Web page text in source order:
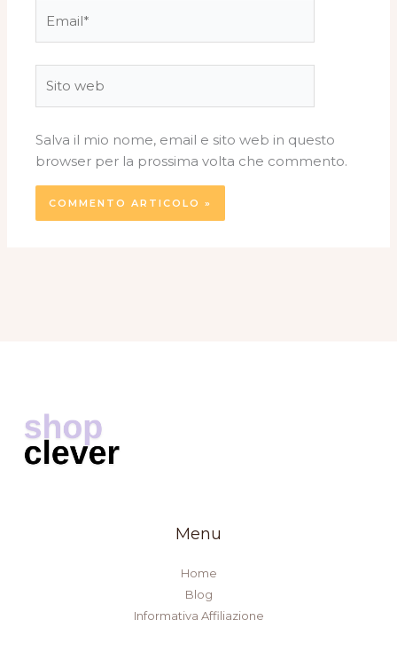
web
Salva il mio nome, email e sito web in questo
browser per la prossima volta che commento.
Menu
Home
Blog
Informativa Affiliazione